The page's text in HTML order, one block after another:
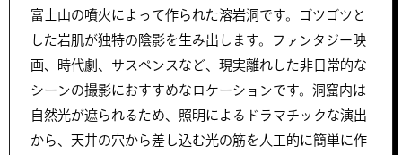
富士山の噴火によって作られた溶岩洞です。ゴツゴツと
した岩肌が独特の陰影を生み出します。ファンタジー映
画、時代劇、サスペンスなど、現実離れした非日常的な
シーンの撮影におすすめなロケーションです。洞窟内は
自然光が遮られるため、照明によるドラマチックな演出
から、天井の穴から差し込む光の筋を人工的に簡単に作